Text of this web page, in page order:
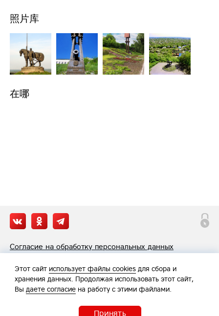
照片库
在哪
Согласие на обработку персональных данных
Этот сайт использует файлы cookies для сбора и
хранения данных. Продолжая использовать этот сайт,
Вы даете согласие на работу с этими файлами.
Принять